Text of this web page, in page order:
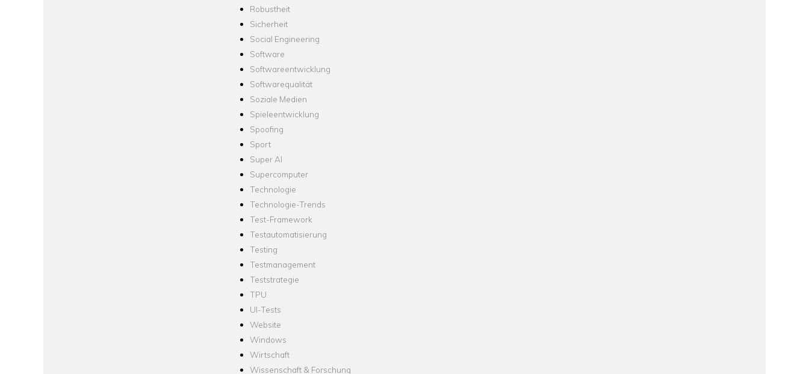
Robustheit
Sicherheit
Social Engineering
Software
Softwareentwicklung
Softwarequalität
Soziale Medien
Spieleentwicklung
Spoofing
Sport
Super AI
Supercomputer
Technologie
Technologie-Trends
Test-Framework
Testautomatisierung
Testing
Testmanagement
Teststrategie
TPU
UI-Tests
Website
Windows
Wirtschaft
Wissenschaft & Forschung